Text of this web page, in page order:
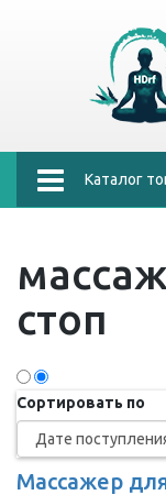
Каталог
стоп
Сортировать по
Массажер